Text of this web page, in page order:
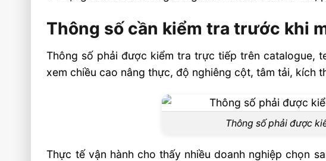
Thông số cần kiểm tra trước khi
Thông số phải được kiểm tra trực tiếp trên catalogue,
xem chiều cao nâng thực, độ nghiêng cột, tâm tải, kích
Thông số phải được
Thực tế vận hành cho thấy nhiều doanh nghiệp chọn